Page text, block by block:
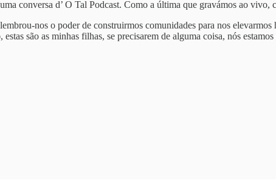
conversa d’ O Tal Podcast. Como a última que gravámos ao vivo,
nos o poder de construirmos comunidades para nos
são as minhas filhas, se precisarem de alguma coisa, nós estamos